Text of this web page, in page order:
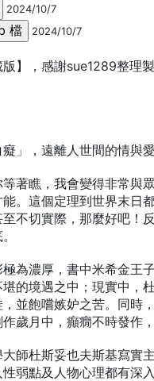
2024/10/7
2024/10/7
版】，感謝sue1289整理
」，遠離人世間的情與
著瞧，我會變得非常與
。這個定理到世界末日
不切實際，那麼好吧！
為濃厚，書中米希金王
的境遇之中；現實中，
並飽嚐嫉妒之苦。同時
歲月中，癲癇不時發作
師杜斯妥也夫斯基寫實
弱點及人物心理都有深